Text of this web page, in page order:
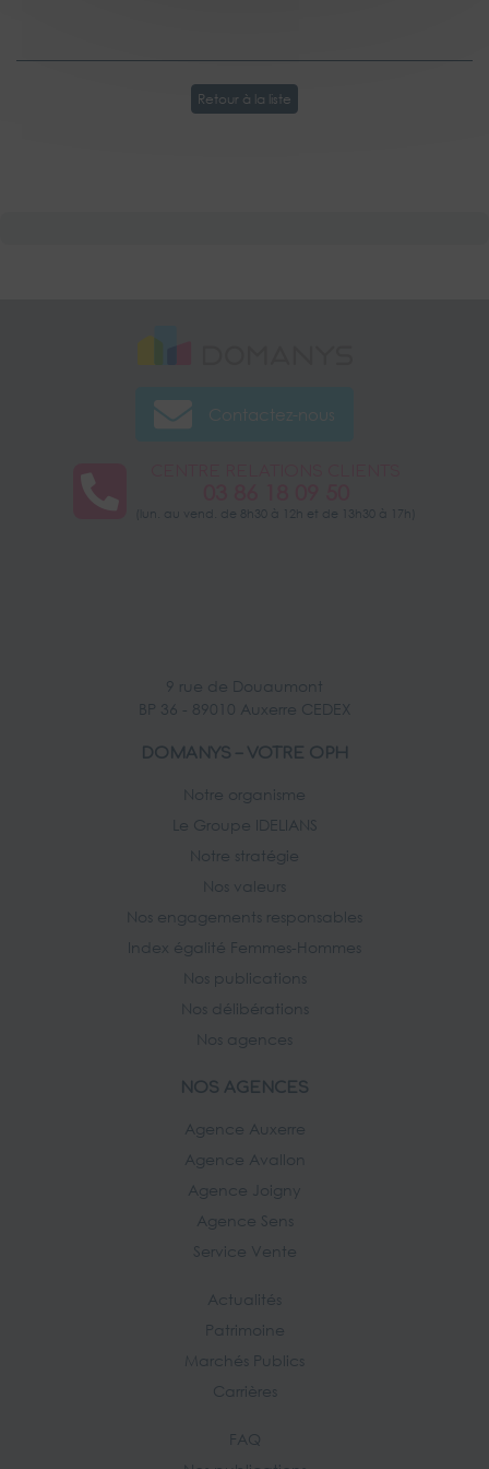
Retour à la liste
Contactez-nous
(lun. au vend. de 8h30 à 12h et de 13h30 à 17h)
9 rue de Douaumont
BP 36 - 89010 Auxerre CEDEX
DOMANYS – VOTRE OPH
Notre organisme
Le Groupe IDELIANS
Notre stratégie
Nos valeurs
Nos engagements responsables
Index égalité Femmes-Hommes
Nos publications
Nos délibérations
Nos agences
NOS AGENCES
Agence Auxerre
Agence Avallon
Agence Joigny
Agence Sens
Service Vente
Actualités
Patrimoine
Marchés Publics
Carrières
FAQ